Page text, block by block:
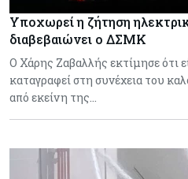
Υποχωρεί η ζήτηση
διαβεβαιώνει ο ΔΣΜΚ
Ο Χάρης Ζαβαλλής εκτίμησε ότι
καταγραφεί στη συνέχεια του
από εκείνη της…